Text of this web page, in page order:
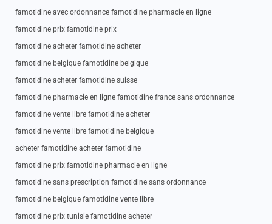
famotidine avec ordonnance famotidine pharmacie en ligne
famotidine prix famotidine prix
famotidine acheter famotidine acheter
famotidine belgique famotidine belgique
famotidine acheter famotidine suisse
famotidine pharmacie en ligne famotidine france sans ordonnance
famotidine vente libre famotidine acheter
famotidine vente libre famotidine belgique
acheter famotidine acheter famotidine
famotidine prix famotidine pharmacie en ligne
famotidine sans prescription famotidine sans ordonnance
famotidine belgique famotidine vente libre
famotidine prix tunisie famotidine acheter